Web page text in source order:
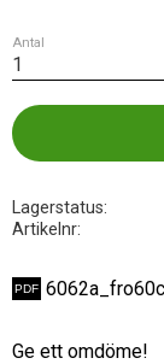
Antal
Lagerstatus
Artikelnr
Ge ett omdöme!